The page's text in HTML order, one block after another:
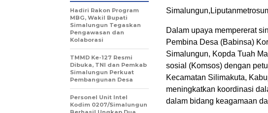
Dalam upaya mempererat
Pembina Desa (Babinsa)
Simalungun, Kopda Tuah
sosial (Komsos) dengan
Kecamatan Silimakuta,
meningkatkan koordinasi
dalam bidang keagamaan
Hadiri Rakon Program
MBG, Wakil Bupati
Simalungun Tegaskan
Pengawasan dan
Kolaborasi
TMMD Ke-127 Resmi
Dibuka, TNI dan Pemkab
Simalungun Perkuat
Pembangunan Desa
Personel Unit Intel
Kodim 0207/Simalungun